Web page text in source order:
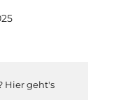
Hier geht's